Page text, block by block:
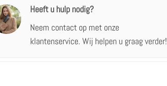
Heeft u hulp nodig?
Neem contact op met onze
klantenservice. Wij helpen u graag verder!